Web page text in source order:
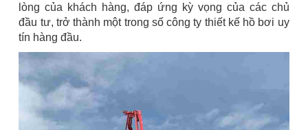
lòng của khách hàng, đáp ứng kỳ vọng của các chủ
đầu tư, trở thành một trong số công ty thiết kế hồ bơi uy
tín hàng đầu.